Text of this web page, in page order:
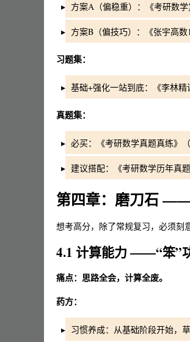
方案A（偏稳重）：《考研数
方案B（偏技巧）：《张宇高数
习题集：
基础+强化一站到底：《李林精
真题集：
必买：《考研数学真题真练》
建议搭配：《考研数学历年真
第四章：磨刀石
想考高分，除了常规复习，必须刻
4.1 计算能力 ——“笨”
痛点：思路全会，计算全废。
药方：
习惯养成：从基础阶段开始，